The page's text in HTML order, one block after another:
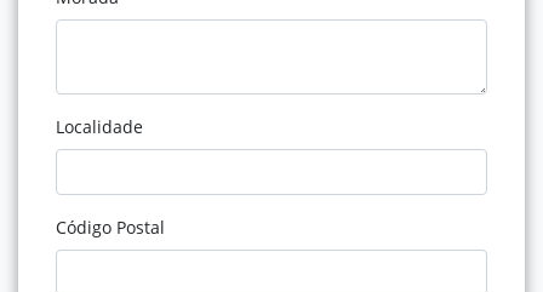
Localidade
Código Postal